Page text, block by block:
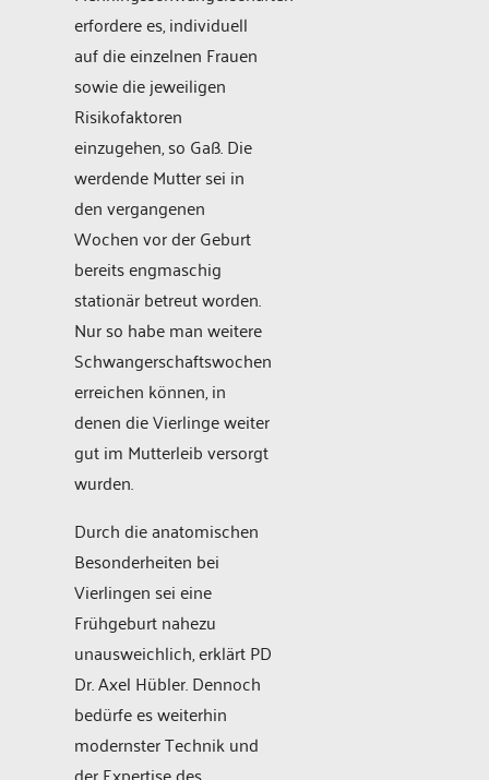
erfordere es, individuell
auf die einzelnen Frauen
sowie die jeweiligen
Risikofaktoren
einzugehen, so Gaß. Die
werdende Mutter sei in
den vergangenen
Wochen vor der Geburt
bereits engmaschig
stationär betreut worden.
Nur so habe man weitere
Schwangerschaftswochen
erreichen können, in
denen die Vierlinge weiter
gut im Mutterleib versorgt
wurden.
Durch die anatomischen
Besonderheiten bei
Vierlingen sei eine
Frühgeburt nahezu
unausweichlich, erklärt PD
Dr. Axel Hübler. Dennoch
bedürfe es weiterhin
modernster Technik und